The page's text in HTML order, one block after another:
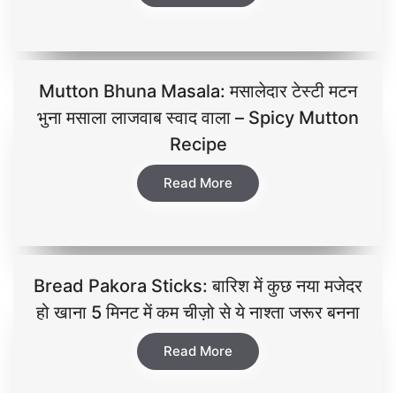
Mutton Bhuna Masala: मसालेदार टेस्टी मटन
भुना मसाला लाजवाब स्वाद वाला – Spicy Mutton
Recipe
Read More
Bread Pakora Sticks: बारिश में कुछ नया मजेदर
हो खाना 5 मिनट में कम चीज़ो से ये नाश्ता जरूर बनना
Read More